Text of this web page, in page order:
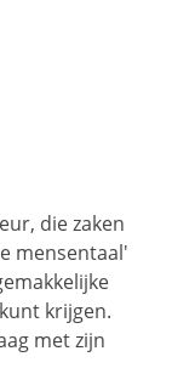
die zaken
mensentaal'
krijgen.
met zijn